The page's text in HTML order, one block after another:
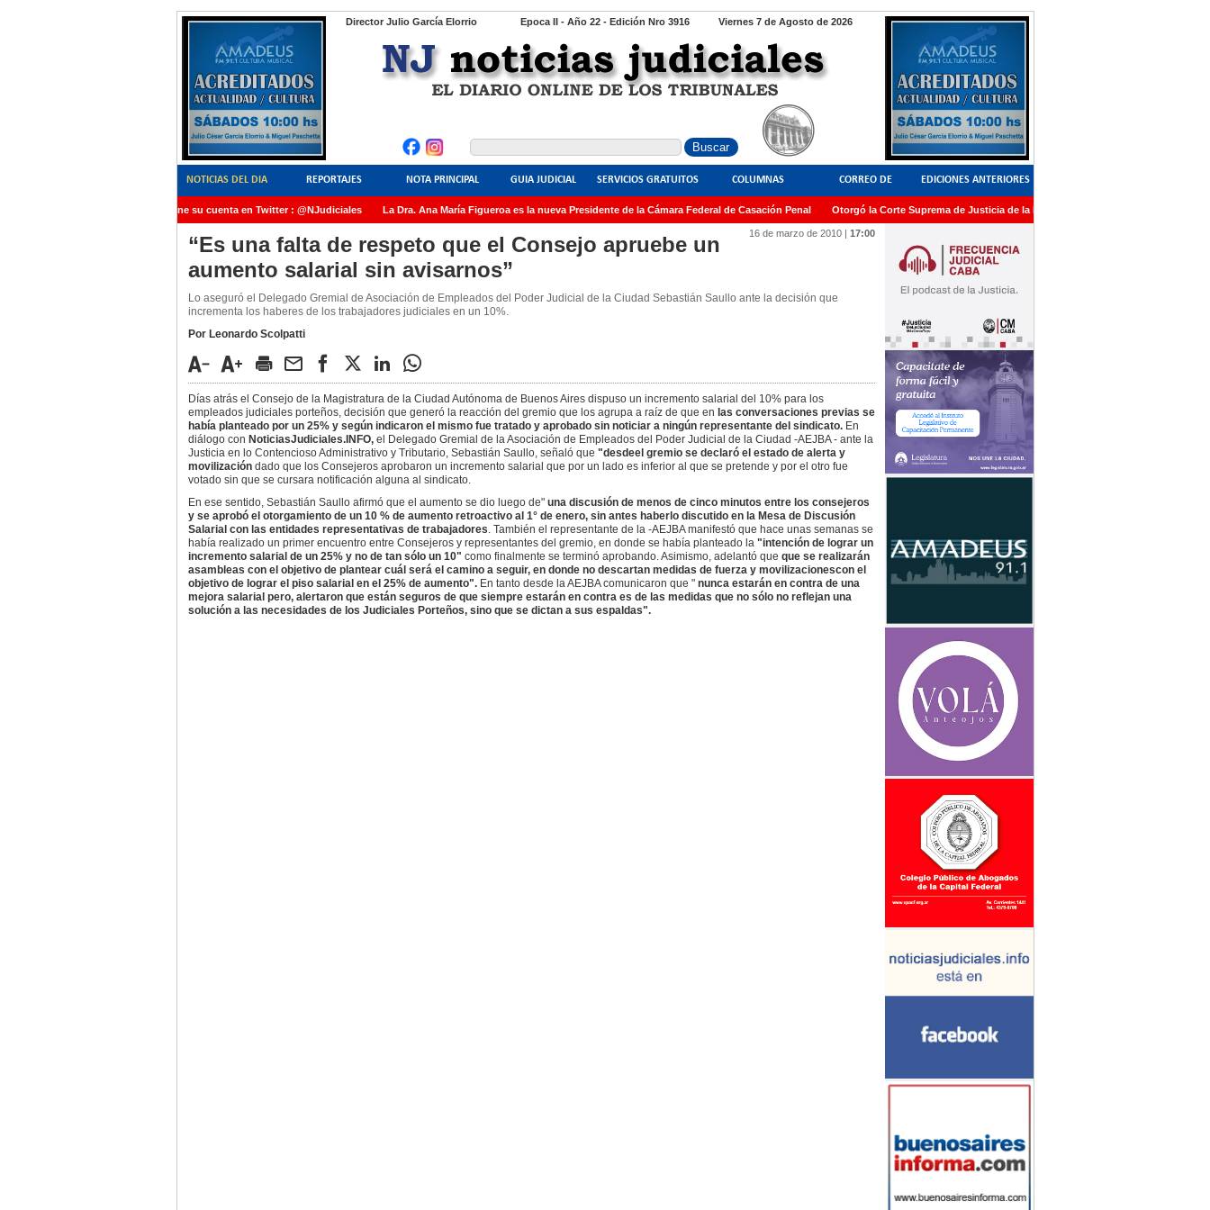
Director Julio García Elorrio Viernes 7 de Agosto de 2026
Epoca II - Año 22 - Edición Nro 3916
NOTICIAS DEL DIA REPORTAJES NOTA PRINCIPAL GUIA JUDICIAL SERVICIOS GRATUITOS COLUMNAS CORREO DE
LECTORES
EDICIONES ANTERIORES
NoticiasJudiciales.INFO tiene su cuenta en Twitter : @NJudiciales La Dra. Ana María Figueroa es la nueva Presidente de la Cámara Federal de Casación Penal Otorgó la Corte Suprema de Justicia de la Nación una medalla al Dr. Raul
AMIA quedó radicada ante el Juez Daniel Rafecas 16 de marzo de 2010| 17:00
“Es una falta de respeto que el Consejo apruebe un
aumento salarial sin avisarnos”
Lo aseguró el Delegado Gremial de Asociación de Empleados del Poder Judicial de la Ciudad Sebastián Saullo ante la decisión que
incrementa los haberes de los trabajadores judiciales en un 10%.
Por Leonardo Scolpatti
Días atrás el Consejo de la Magistratura de la Ciudad Autónoma de Buenos Aires dispuso un incremento salarial del 10% para los
empleados judiciales porteños, decisión que generó la reacción del gremio que los agrupa a raíz de que en las conversaciones previas se
había planteado por un 25% y según indicaron el mismo fue tratado y aprobado sin noticiar a ningún representante del sindicato. En
diálogo con NoticiasJudiciales.INFO,el Delegado Gremial de la Asociación de Empleados del Poder Judicial de la Ciudad -AEJBA - ante la
Justicia en lo Contencioso Administrativo y Tributario, Sebastián Saullo, señaló que "desdeel gremio se declaró el estado de alerta y
movilizacióndado que los Consejeros aprobaron un incremento salarial que por un lado es inferior al que se pretende y por el otro fue
votado sin que se cursara notificación alguna al sindicato.
En ese sentido, Sebastián Saullo afirmó que el aumento se dio luego de" una discusión de menos de cinco minutos entre los consejeros
y se aprobó el otorgamiento de un 10 % de aumento retroactivo al 1° de enero, sin antes haberlo discutido en la Mesa de Discusión
Salarial con las entidades representativas de trabajadores. También el representante de la -AEJBA manifestó que hace unas semanas se
había realizado un primer encuentro entre Consejeros y representantes del gremio, en donde se había planteado la "intención de lograr un
incremento salarial de un 25% y no de tan sólo un 10" como finalmente se terminó aprobando. Asimismo, adelantó que que se realizarán
asambleas con el objetivo de plantear cuál será el camino a seguir, en donde no descartan medidas de fuerza y movilizacionescon el
objetivo de lograr el piso salarial en el 25% de aumento".En tanto desde la AEJBA comunicaron que " nunca estarán en contra de una
mejora salarial pero, alertaron que están seguros de que siempre estarán en contra es de las medidas que no sólo no reflejan una
solución a las necesidades de los Judiciales Porteños, sino que se dictan a sus espaldas".